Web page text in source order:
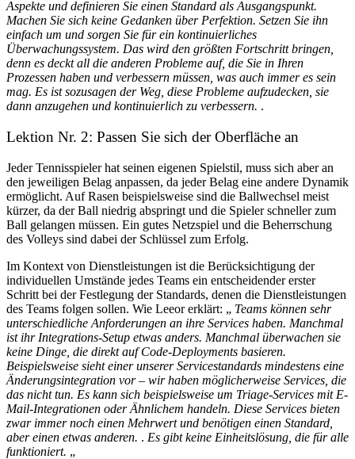
Aspekte und definieren Sie einen Standard als Ausgangspunkt.
Machen Sie sich keine Gedanken über Perfektion. Setzen Sie ihn
einfach um und sorgen Sie für ein kontinuierliches
Überwachungssystem. Das wird den größten Fortschritt bringen,
denn es deckt all die anderen Probleme auf, die Sie in Ihren
Prozessen haben und verbessern müssen, was auch immer es sein
mag. Es ist sozusagen der Weg, diese Probleme aufzudecken, sie
dann anzugehen und kontinuierlich zu verbessern. .
Lektion Nr. 2: Passen Sie sich der Oberfläche an
Jeder Tennisspieler hat seinen eigenen Spielstil, muss sich aber an
den jeweiligen Belag anpassen, da jeder Belag eine andere Dynamik
ermöglicht. Auf Rasen beispielsweise sind die Ballwechsel meist
kürzer, da der Ball niedrig abspringt und die Spieler schneller zum
Ball gelangen müssen. Ein gutes Netzspiel und die Beherrschung
des Volleys sind dabei der Schlüssel zum Erfolg.
Im Kontext von Dienstleistungen ist die Berücksichtigung der
individuellen Umstände jedes Teams ein entscheidender erster
Schritt bei der Festlegung der Standards, denen die Dienstleistungen
des Teams folgen sollen. Wie Leeor erklärt: „ Teams können sehr
unterschiedliche Anforderungen an ihre Services haben. Manchmal
ist ihr Integrations-Setup etwas anders. Manchmal überwachen sie
keine Dinge, die direkt auf Code-Deployments basieren.
Beispielsweise sieht einer unserer Servicestandards mindestens eine
Änderungsintegration vor – wir haben möglicherweise Services, die
das nicht tun. Es kann sich beispielsweise um Triage-Services mit E-
Mail-Integrationen oder Ähnlichem handeln. Diese Services bieten
zwar immer noch einen Mehrwert und benötigen einen Standard,
aber einen etwas anderen. . Es gibt keine Einheitslösung, die für alle
funktioniert. „